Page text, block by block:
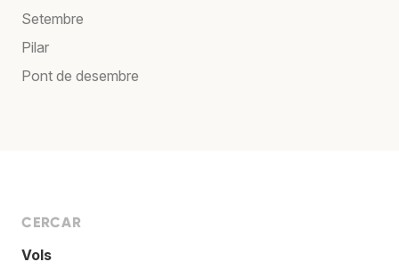
Setembre
Pilar
Pont de desembre
CERCAR
Vols